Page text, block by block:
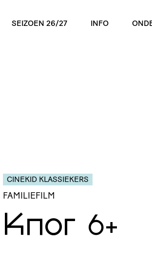
SEIZOEN 26/27 INFO
CINEKID KLASSIEKERS
FAMILIEFILM
Knor 6+